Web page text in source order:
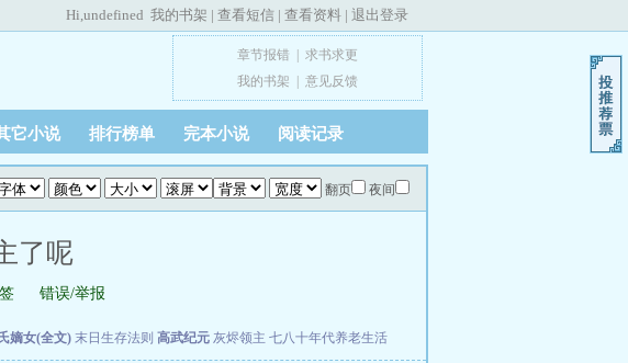
Hi,undefined 我的书架 | 查看短信 | 查看资料 | 退出登录
章节报错
求书求更
我的书架
意见反馈
它小说 排行榜单 完本小说 阅读记录
翻页 夜间
了呢
错误/举报
嫡女(全文) 末日生存法则 高武纪元 灰烬领主 七八十年代养老生活